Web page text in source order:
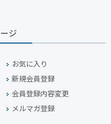
ジ
お気に入り
新規会員登録
会員登録内容変更
メルマガ登録